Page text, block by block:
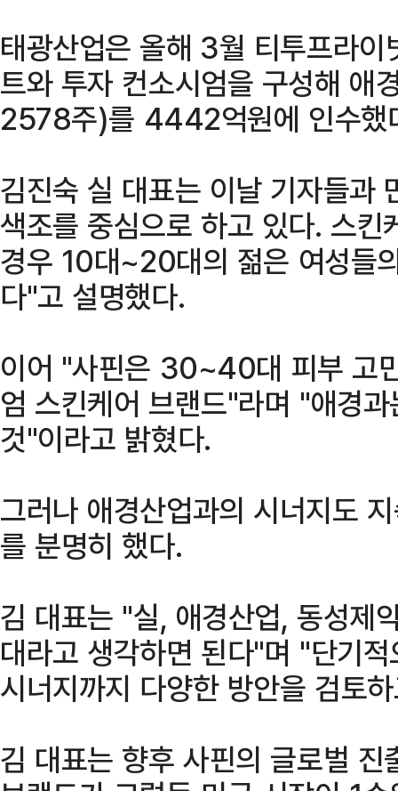
태광산업은 올해 3월 티투프라
트와 투자 컨소시엄을 구성해
2578주)를 4442억원에 인수했
김진숙 실 대표는 이날 기자들과
색조를 중심으로 하고 있다. 스
경우 10대~20대의 젊은 여성들
다"고 설명했다.
이어 "사핀은 30~40대 피부 고
엄 스킨케어 브랜드"라며 "애경
것"이라고 밝혔다.
그러나 애경산업과의 시너지도
를 분명히 했다.
김 대표는 "실, 애경산업, 동성제
대라고 생각하면 된다"며 "단기
시너지까지 다양한 방안을 검토
김 대표는 향후 사핀의 글로벌